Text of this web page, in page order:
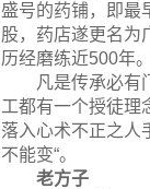
盛号的药铺，即最
股，药店遂更名为
历经磨练近500年。
凡是传承必有
工都有一个授徒理
落入心术不正之人
不能变“。
老方子